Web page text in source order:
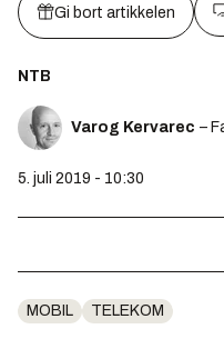
Gi bort artikkelen
NTB
Varog Kervarec –
5. juli 2019 - 10:30
MOBIL TELEKOM